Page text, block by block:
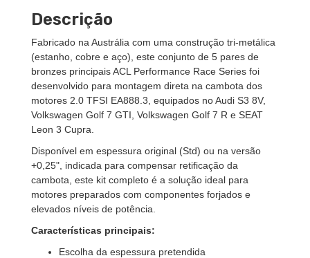
Descrição
Fabricado na Austrália com uma construção tri-metálica
(estanho, cobre e aço), este conjunto de 5 pares de
bronzes principais ACL Performance Race Series foi
desenvolvido para montagem direta na cambota dos
motores 2.0 TFSI EA888.3 , equipados noAudi S3 8V,
Volkswagen Golf 7 GTI Volkswagen Golf 7 R e SEAT
Leon 3 Cupra
Disponível em espessura original (Std) ou na versão
+0,25", indicada para compensar retificação da
cambota, este kit completo é a solução ideal para
motores preparados com componentes forjados e
elevados níveis de potência.
Características principais:
Escolha da espessura pretendida